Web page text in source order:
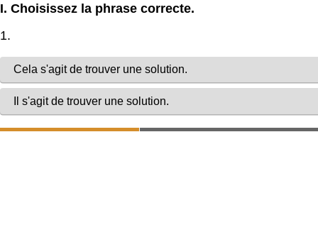
I. Choisissez la phrase correcte.
1.
Cela s'agit de trouver une solution.
Il s'agit de trouver une solution.